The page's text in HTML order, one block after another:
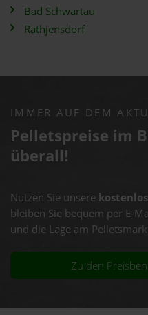
Bad Schwartau
Rathjensdorf
IMMER AUF DEM
Pelletspreise im
überall!
Nutzen Sie unsere
bleiben Sie bequem per E-
und die Lage am
Zu den